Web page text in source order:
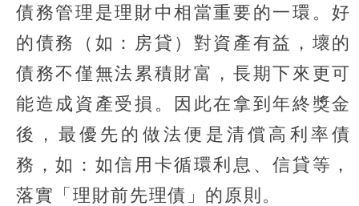
債務管理是理財中相當重要的一環。好
的債務（如：房貸）對資產有益，壞的
債務不僅無法累積財富，長期下來更可
能造成資產受損。因此在拿到年終獎金
後，最優先的做法便是清償高利率債
務，如：如信用卡循環利息、信貸等，
落實「理財前先理債」的原則。